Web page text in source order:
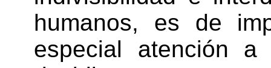
humanos, es de
especial atención